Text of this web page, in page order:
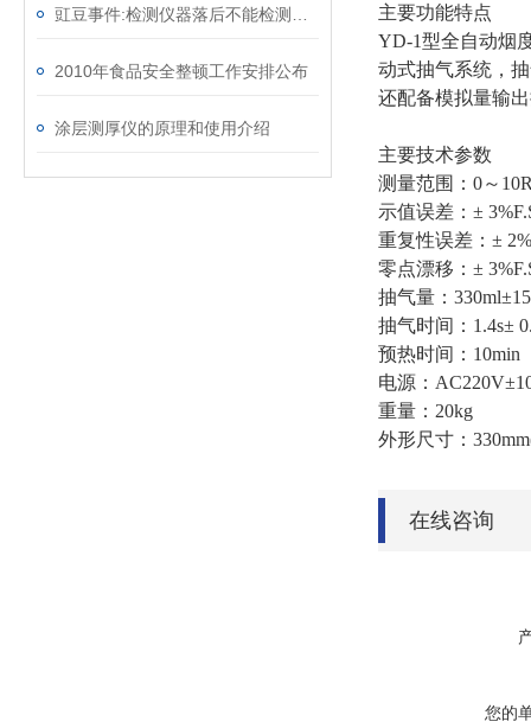
2010年食品安全整顿工作安排公布
涂层测厚仪的原理和使用介绍
主要功能特点
YD-1型全自动烟
动式抽气系统，
还配备模拟量输
主要技术参数
测量范围：0～
示值误差：±
重复性误差：±
零点漂移：±
抽气量：
抽气时间：1.4s±
预热时间：10min
电源：
重量：20kg
外形尺寸：
在线咨询
您的